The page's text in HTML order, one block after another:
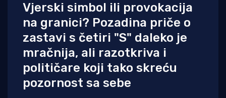
Vjerski simbol ili provokacija
na granici? Pozadina priče o
zastavi s četiri "S" daleko je
mračnija, ali razotkriva i
političare koji tako skreću
pozornost sa sebe